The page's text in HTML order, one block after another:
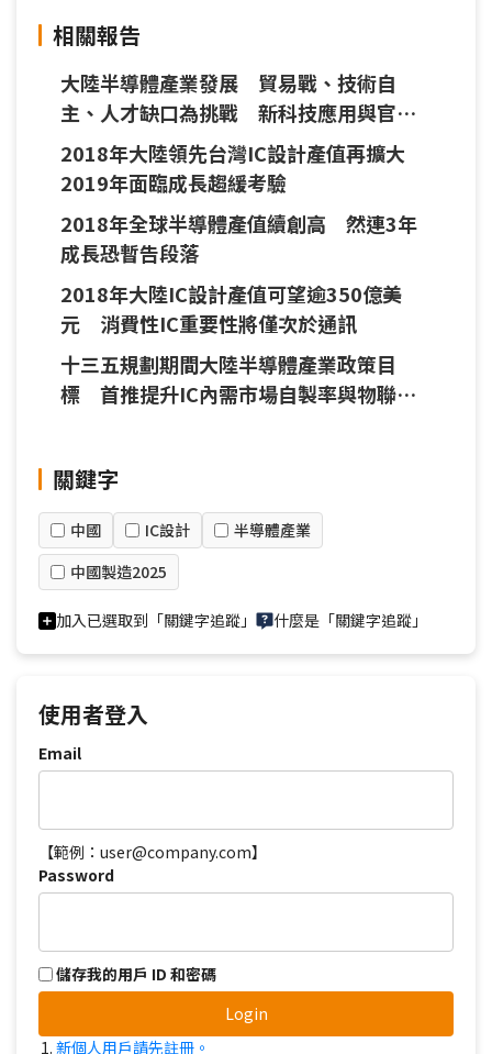
相關報告
大陸半導體產業發展 貿易戰、技術自
主、人才缺口為挑戰 新科技應用與官方
支持添動能
2018年大陸領先台灣IC設計產值再擴大
2019年面臨成長趨緩考驗
2018年全球半導體產值續創高 然連3年
成長恐暫告段落
2018年大陸IC設計產值可望逾350億美
元 消費性IC重要性將僅次於通訊
十三五規劃期間大陸半導體產業政策目
標 首推提升IC內需市場自製率與物聯網
關鍵字
中國 IC設計
半導體產業
中國製造2025
加入已選取到「關鍵字追蹤」 什麼是「關鍵字追蹤」
使用者登入
Email
【範例：user@company.com】
Password
儲存我的用戶 ID 和密碼
Login
新個人用戶請先註冊。